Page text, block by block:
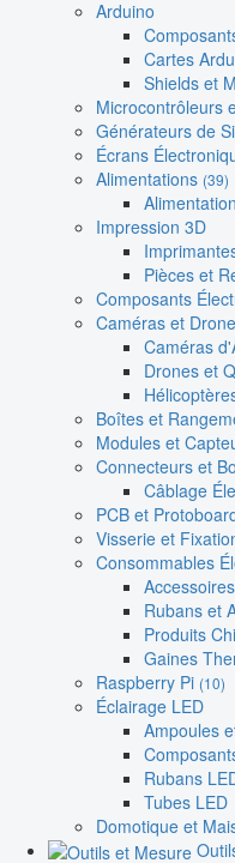
Arduino
Cartes
Shields et
Microcontrôleurs
Générateurs de
Écrans
Alimentations (39)
Impression 3D
Pièces et
Composants
Caméras et
Caméras
Drones et
Boîtes et
Modules et
Connecteurs et
Câblage
PCB et
Visserie et
Consommables
Rubans et
Produits
Gaines
Raspberry Pi (10)
Éclairage LED
Ampoules
Rubans
Tubes LED
Domotique et